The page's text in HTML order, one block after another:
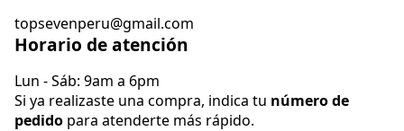
topsevenperu@gmail.com
Horario de atención
Lun - Sáb: 9am a 6pm
Si ya realizaste una compra, indica tu número de
pedido para atenderte más rápido.